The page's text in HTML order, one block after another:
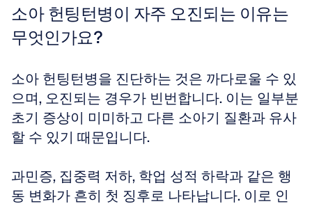
소아 헌팅턴병이 자주 오진되는 이유는
무엇인가요?
소아 헌팅턴병을 진단하는 것은 까다로울 수 있
으며, 오진되는 경우가 빈번합니다. 이는 일부분
초기 증상이 미미하고 다른 소아기 질환과 유사
할 수 있기 때문입니다.
과민증, 집중력 저하, 학업 성적 하락과 같은 행
동 변화가 흔히 첫 징후로 나타납니다. 이로 인